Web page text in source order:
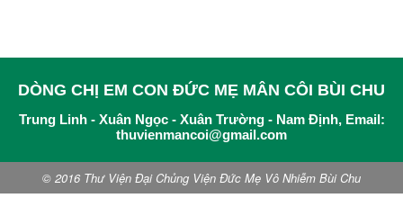
DÒNG CHỊ EM CON ĐỨC MẸ MÂN CÔI BÙI CHU
Trung Linh - Xuân Ngọc - Xuân Trường - Nam Định, Email:
thuvienmancoi@gmail.com
© 2016 Thư Viện Đại Chủng Viện Đức Mẹ Vô Nhiễm Bùi Chu